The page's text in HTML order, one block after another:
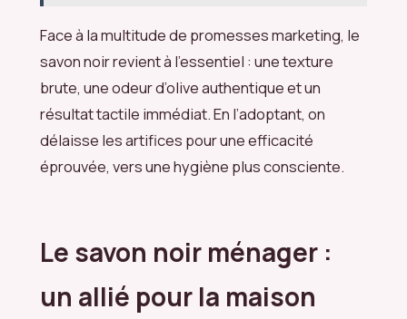
Face à la multitude de promesses marketing, le
savon noir revient à l’essentiel : une texture
brute, une odeur d’olive authentique et un
résultat tactile immédiat. En l’adoptant, on
délaisse les artifices pour une efficacité
éprouvée, vers une hygiène plus consciente.
Le savon noir ménager :
un allié pour la maison